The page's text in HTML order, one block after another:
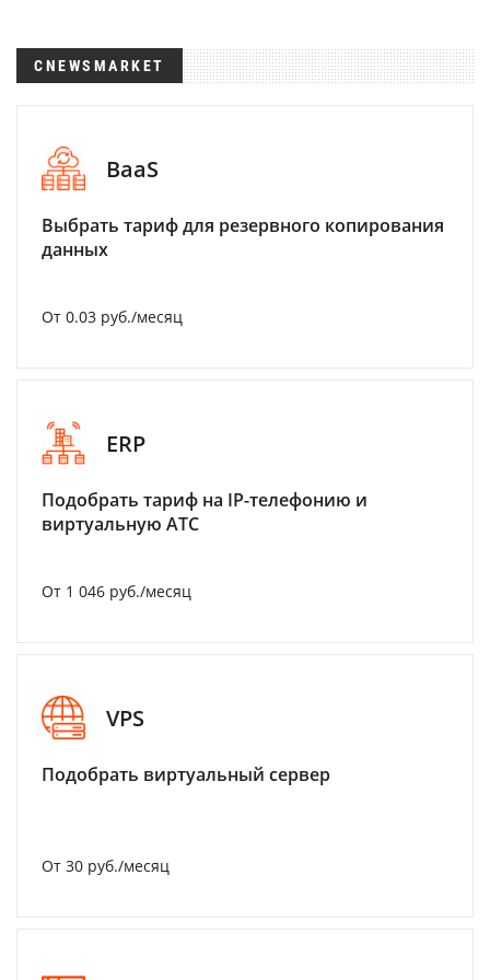
CNEWSMARKET
BaaS
Выбрать тариф для резервного копирования
данных
От 0.03 руб./месяц
ERP
Подобрать тариф на IP-телефонию и
виртуальную АТС
От 1 046 руб./месяц
VPS
Подобрать виртуальный сервер
От 30 руб./месяц